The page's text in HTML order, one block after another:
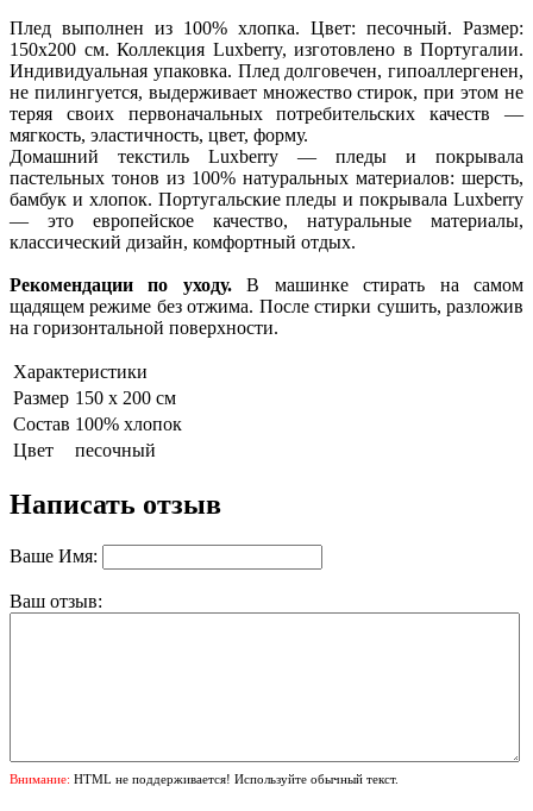
Плед выполнен из 100% хлопка. Цвет: песочный. Размер:
150х200 см. Коллекция Luxberry, изготовлено в Португалии.
Индивидуальная упаковка. Плед долговечен, гипоаллергенен,
не пилингуется, выдерживает множество стирок, при этом не
теряя своих первоначальных потребительских качеств —
мягкость, эластичность, цвет, форму.
Домашний текстиль Luxberry — пледы и покрывала
пастельных тонов из 100% натуральных материалов: шерсть,
бамбук и хлопок. Португальские пледы и покрывала Luxberry
— это европейское качество, натуральные материалы,
классический дизайн, комфортный отдых.
Рекомендации по уходу.В машинке стирать на самом
щадящем режиме без отжима. После стирки сушить, разложив
на горизонтальной поверхности.
Характеристики
Размер 150 х 200 см
Состав 100% хлопок
Цвет
песочный
Написать отзыв
Ваше Имя:
Ваш отзыв:
Внимание: HTML не поддерживается! Используйте обычный текст.